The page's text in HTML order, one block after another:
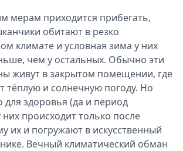
мерам приходится прибегать,
обитают в резко
климате и условная зима у них
чем у остальных. Обычно эти
живут в закрытом помещении, где
тёплую и солнечную погоду. Но
для здоровья (да и период
происходит только после
их и погружают в искусственный
Вечный климатический обман